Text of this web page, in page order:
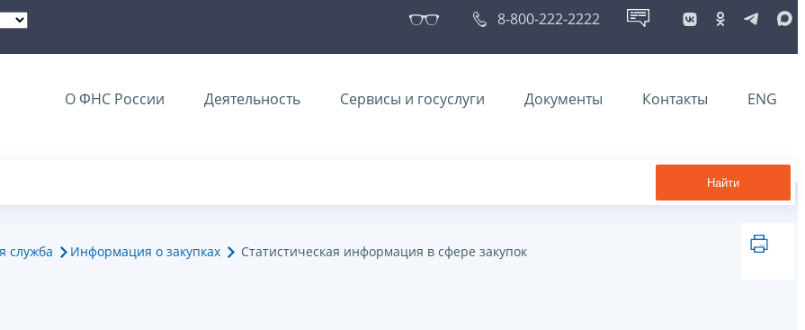
8-800-222-2222
О ФНС России Деятельность Сервисы и госуслуги Документы Контакты ENG
Найти
служба Информация о закупках Статистическая информация в сфере закупок